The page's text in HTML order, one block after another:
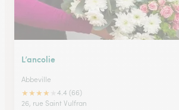
L’ancolie
Abbeville
★★★★
4.4 (66)
26, rue Saint Vulfran